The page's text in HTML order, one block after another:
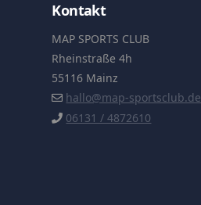
Kontakt
MAP SPORTS CLUB
Rheinstraße 4h
55116 Mainz
hallo@map-sportsclub.de
06131 / 4872610